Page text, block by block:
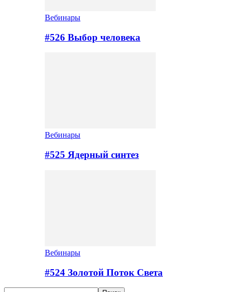
Вебинары
#526 Выбор человека
Вебинары
#525 Ядерный синтез
Вебинары
#524 Золотой Поток Cвета